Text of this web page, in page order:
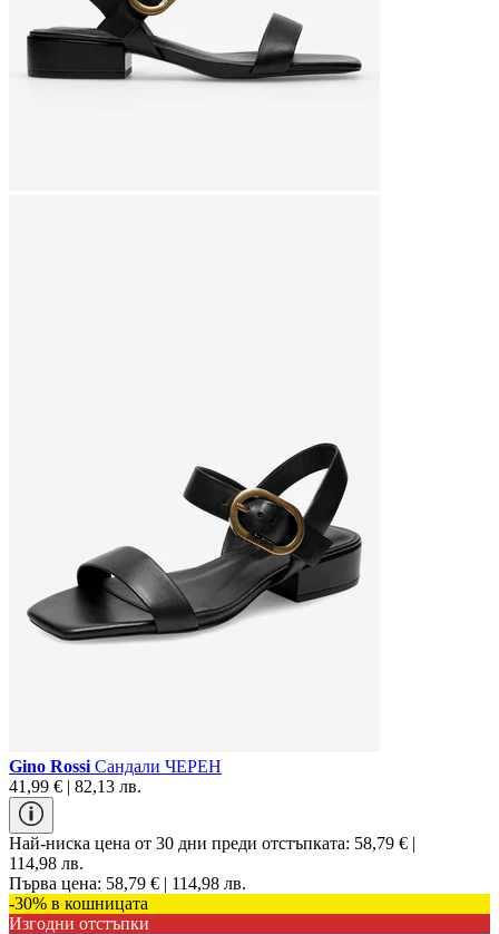
Gino Rossi Сандали ЧЕРЕН
41,99 € | 82,13 лв.
Най-ниска цена от 30 дни преди отстъпката: 58,79 € |
114,98 лв.
Първа цена: 58,79 € | 114,98 лв.
-30% в кошницата
Изгодни отстъпки